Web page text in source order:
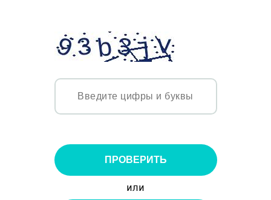
ПРОВЕРИТЬ
или